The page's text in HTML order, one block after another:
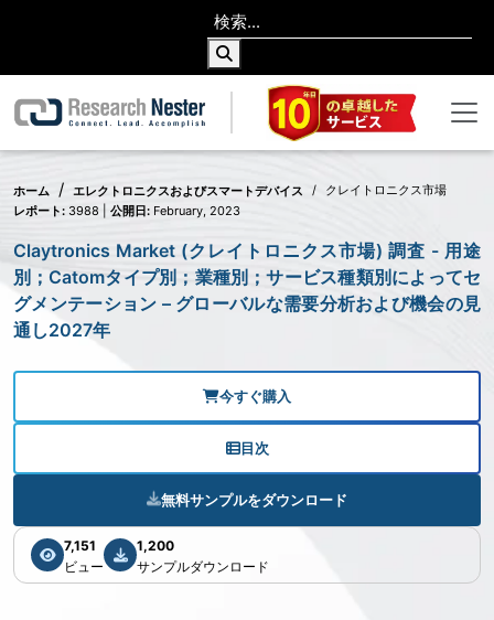
ホーム エレクトロニクスおよびスマートデバイス
クレイトロニクス市場
レポート: 3988 | 公開日: February, 2023
Claytronics Market (クレイトロニクス市場) 調査 - 用途
別；Catomタイプ別；業種別；サービス種類別によってセ
グメンテーション – グローバルな需要分析および機会の見
通し2027年
今すぐ購入
目次
無料サンプルをダウンロード
7,151
ビュー
1,200
サンプルダウンロード